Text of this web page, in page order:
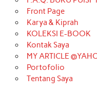
Front Page
Karya & Kiprah
KOLEKSI E-BOOK
Kontak Saya
MY ARTICLE
Portofolio
Tentang Saya